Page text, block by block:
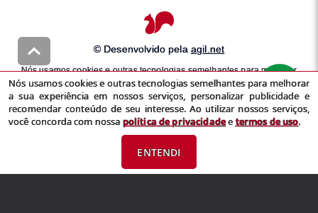
© Desenvolvido pela agil.net
Nós usamos cookies e outras tecnologias semelhantes para melhorar
a sua experiência em nossos serviços, personalizar publicidade e
recomendar conteúdo de seu interesse. Ao utilizar nossos serviços,
você concorda com nossapolítica de privacidadeetermos de uso
Nós usamos cookies e outras tecnologias semelhantes para melhorar
a sua experiência em nossos serviços, personalizar publicidade e
recomendar conteúdo de seu interesse. Ao utilizar nossos serviços,
você concorda com nossa política de privacidadeetermos de uso.
ENTENDI